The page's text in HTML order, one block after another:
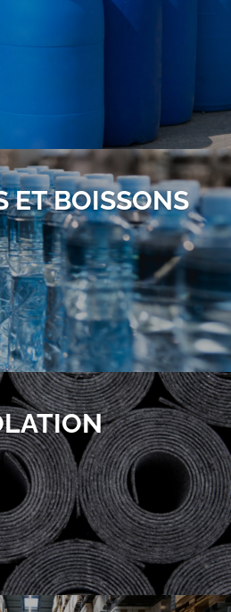
ET BOISSONS